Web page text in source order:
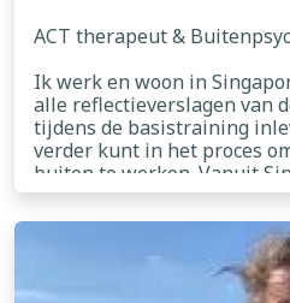
ACT therapeut &
Ik werk en woon in
alle reflectieverslagen van
tijdens de basistraining
verder kunt in het proces
buiten te werken. Vanuit
praktijk SIMPELWEG Elke
tot wat het nu is: een hele
vrouwen kan helpen weer
én waar ik fijne
inspirerende professionals.